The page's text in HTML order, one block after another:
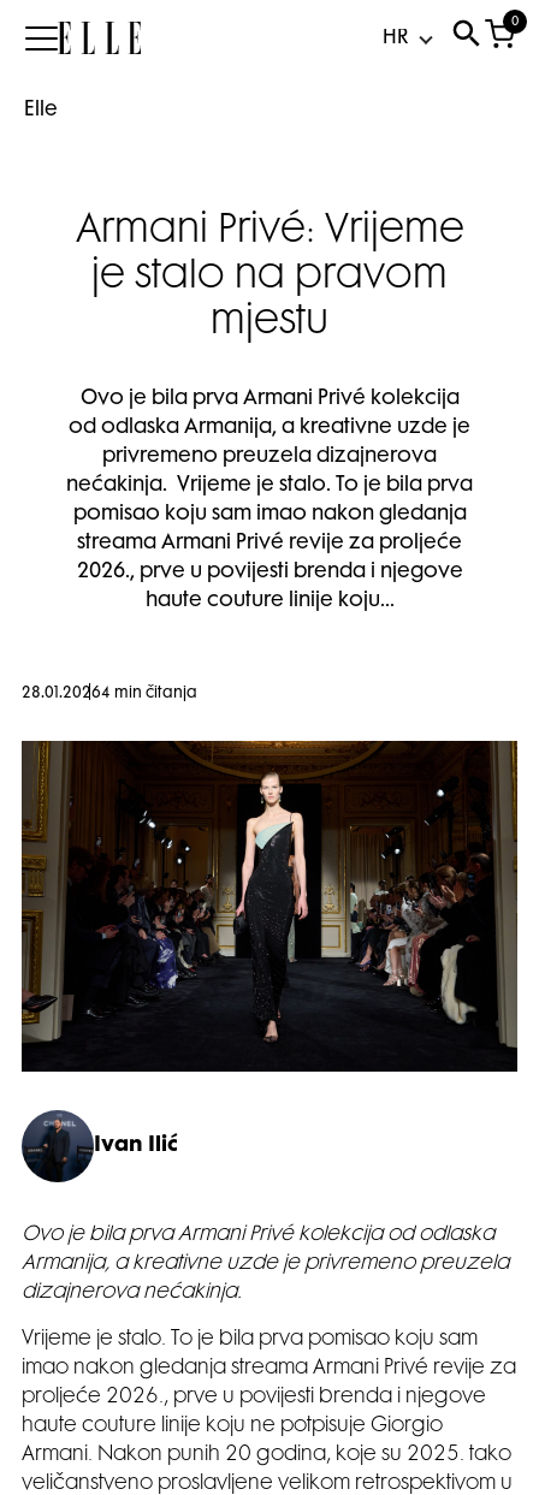
Elle
0
Elle
Armani Privé: Vrijeme
je stalo na pravom
mjestu
Ovo je bila prva Armani Privé kolekcija
od odlaska Armanija, a kreativne uzde je
privremeno preuzela dizajnerova
nećakinja. Vrijeme je stalo. To je bila prva
pomisao koju sam imao nakon gledanja
streama Armani Privé revije za proljeće
2026., prve u povijesti brenda i njegove
haute couture linije koju…
28.01.20264 min čitanja
Ivan Ilić
Ovo je bila prva Armani Privé kolekcija od odlaska
Armanija, a kreativne uzde je privremeno preuzela
dizajnerova nećakinja.
Vrijeme je stalo. To je bila prva pomisao koju sam
imao nakon gledanja streama Armani Privé revije za
proljeće 2026., prve u povijesti brenda i njegove
haute couture linije koju ne potpisuje Giorgio
Armani. Nakon punih 20 godina, koje su 2025. tako
veličanstveno proslavljene velikom retrospektivom u